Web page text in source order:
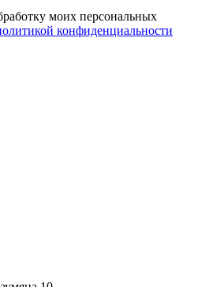
моих персональных
конфиденциальности